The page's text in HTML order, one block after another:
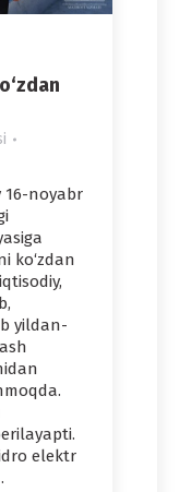
16-noyabr
ko‘zdan
yildan-
elektr